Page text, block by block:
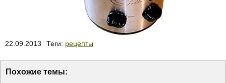
22.09.2013 Теги: рецепты
Похожие темы: